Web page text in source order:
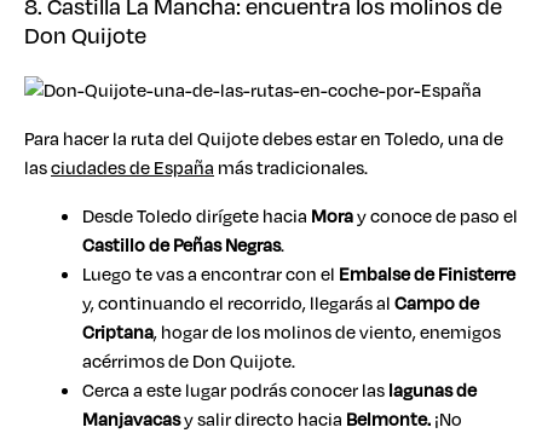
8. Castilla La Mancha: encuentra los molinos de
Don Quijote
Para hacer la ruta del Quijote debes estar en Toledo, una de
lasciudades de España más tradicionales.
Desde Toledo dirígete hacia Moray conoce de paso el
Castillo de Peñas Negras.
Luego te vas a encontrar con el Embalse de Finisterre
y, continuando el recorrido, llegarás alCampo de
Criptana, hogar de los molinos de viento, enemigos
acérrimos de Don Quijote.
Cerca a este lugar podrás conocer laslagunas de
Manjavacasy salir directo hacia Belmonte.¡No